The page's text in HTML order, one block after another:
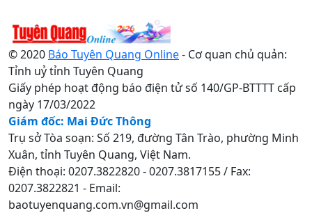
© 2020 Báo Tuyên Quang Online- Cơ quan chủ quản:
Tỉnh uỷ tỉnh Tuyên Quang
Giấy phép hoạt động báo điện tử số 140/GP-BTTTT cấp
ngày 17/03/2022
Giám đốc: Mai Đức Thông
Trụ sở Tòa soạn: Số 219, đường Tân Trào, phường Minh
Xuân, tỉnh Tuyên Quang, Việt Nam.
Điện thoại: 0207.3822820 - 0207.3817155 / Fax:
0207.3822821 - Email:
baotuyenquang.com.vn@gmail.com